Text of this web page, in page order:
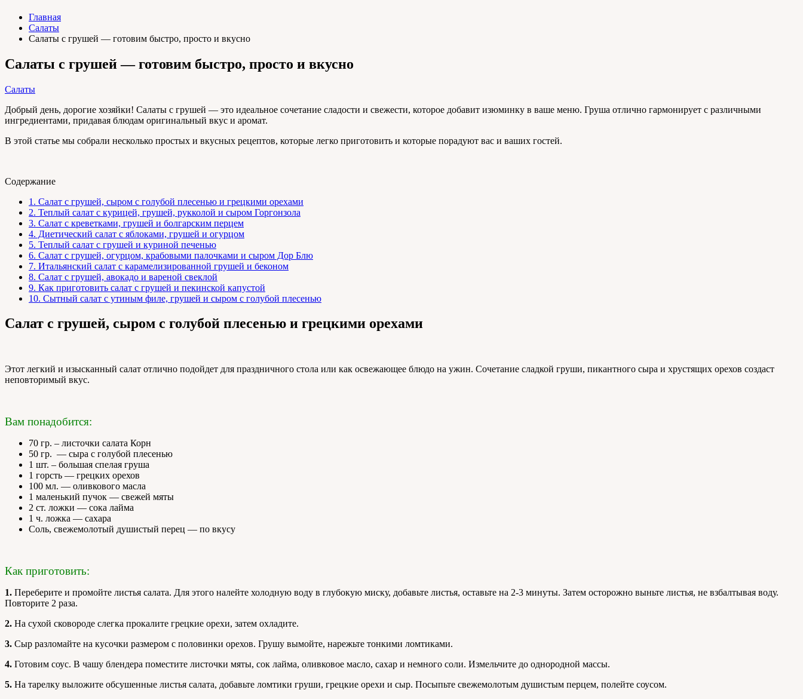
Главная
Салаты
Салаты с грушей — готовим быстро, просто и вкусно
Салаты с грушей — готовим быстро, просто и вкусно
Салаты
Добрый день, дорогие хозяйки! Салаты с грушей — это идеальное сочетание сладости и свежести, которое добавит изюминку в ваше меню. Груша отлично гармонирует с различными
ингредиентами, придавая блюдам оригинальный вкус и аромат.
В этой статье мы собрали несколько простых и вкусных рецептов, которые легко приготовить и которые порадуют вас и ваших гостей.
Содержание
1. Салат с грушей, сыром с голубой плесенью и грецкими орехами
2. Теплый салат с курицей, грушей, рукколой и сыром Горгонзола
3. Салат с креветками, грушей и болгарским перцем
4. Диетический салат с яблоками, грушей и огурцом
5. Теплый салат с грушей и куриной печенью
6. Салат с грушей, огурцом, крабовыми палочками и сыром Дор Блю
7. Итальянский салат с карамелизированной грушей и беконом
8. Салат с грушей, авокадо и вареной свеклой
9. Как приготовить салат с грушей и пекинской капустой
10. Сытный салат с утиным филе, грушей и сыром с голубой плесенью
Салат с грушей, сыром с голубой плесенью и грецкими орехами
Этот легкий и изысканный салат отлично подойдет для праздничного стола или как освежающее блюдо на ужин. Сочетание сладкой груши, пикантного сыра и хрустящих орехов создаст
неповторимый вкус.
Вам понадобится:
70 гр. – листочки салата Корн
50 гр. — сыра с голубой плесенью
1 шт. – большая спелая груша
1 горсть — грецких орехов
100 мл. — оливкового масла
1 маленький пучок — свежей мяты
2 ст. ложки — сока лайма
1 ч. ложка — сахара
Соль, свежемолотый душистый перец — по вкусу
Как приготовить:
1. Переберите и промойте листья салата. Для этого налейте холодную воду в глубокую миску, добавьте листья, оставьте на 2-3 минуты. Затем осторожно выньте листья, не взбалтывая воду.
Повторите 2 раза.
2. На сухой сковороде слегка прокалите грецкие орехи, затем охладите.
3. Сыр разломайте на кусочки размером с половинки орехов. Грушу вымойте, нарежьте тонкими ломтиками.
4. Готовим соус. В чашу блендера поместите листочки мяты, сок лайма, оливковое масло, сахар и немного соли. Измельчите до однородной массы.
5. На тарелку выложите обсушенные листья салата, добавьте ломтики груши, грецкие орехи и сыр. Посыпьте свежемолотым душистым перцем, полейте соусом.